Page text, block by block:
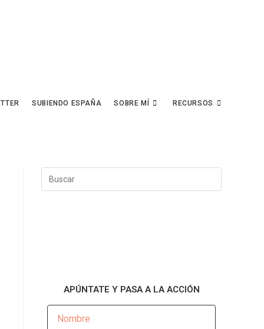
SUBIENDO ESPAÑA SOBRE MÍ RECURSOS
APÚNTATE Y PASA A LA ACCIÓN